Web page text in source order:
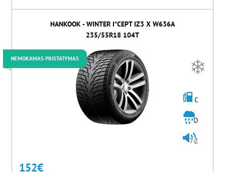
HANKOOK - WINTER I*CEPT IZ3 X W636A
235/55R18 104T
NEMOKAMAS PRISTATYMAS
C
D
72
152€